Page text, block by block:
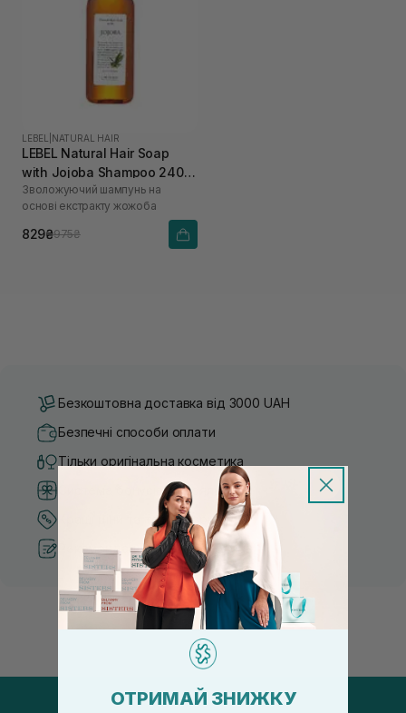
LEBEL NATURAL HAIR
LEBEL Natural Hair Soap
with Jojoba Shampoo 240
мл
Зволожуючий шампунь на
основі екстракту жожоба
829₴975₴
Безкоштовна доставка від 3000 UAH
Безпечні способи оплати
Тільки оригінальна косметика
Система бонусів та лояльності
Кращі ціни та топ товари
Рекомендації від косметологів
ОТРИМАЙ ЗНИЖКУ